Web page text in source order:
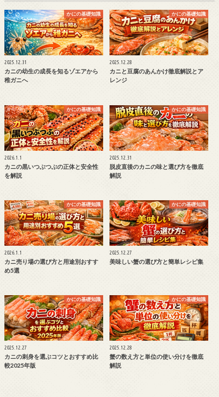
かにの基礎知識
2025.12.31
カニの幼生の成長を知るゾエアから
稚ガニへ
かにの基礎知識
2025.12.28
カニと豆腐のあんかけ徹底解説とア
レンジ
かにの基礎知識
2026.1.1
カニの黒いつぶつぶの正体と安全性
を解説
かにの基礎知識
2025.12.31
脱皮直後のカニの味と選び方を徹底
解説
かにの基礎知識
2026.1.1
カニ売り場の選び方と用途別おすす
め5選
かにの基礎知識
2025.12.27
美味しい蟹の選び方と簡単レシピ集
かにの基礎知識
2025.12.27
カニの刺身を選ぶコツとおすすめ比
較2025年版
かにの基礎知識
2025.12.28
蟹の数え方と単位の使い分けを徹底
解説